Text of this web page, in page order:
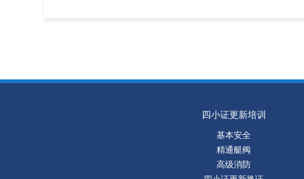
四小证更新培训
基本安全
精通艇阀
高级消防